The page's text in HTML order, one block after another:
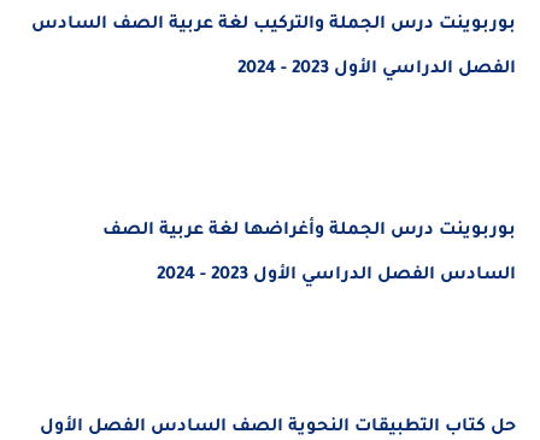
بوربوينت درس الجملة والتركيب لغة عربية الصف السادس
الفصل الدراسي الأول 2023 - 2024
بوربوينت درس الجملة وأغراضها لغة عربية الصف
السادس الفصل الدراسي الأول 2023 - 2024
حل كتاب التطبيقات النحوية الصف السادس الفصل الأول